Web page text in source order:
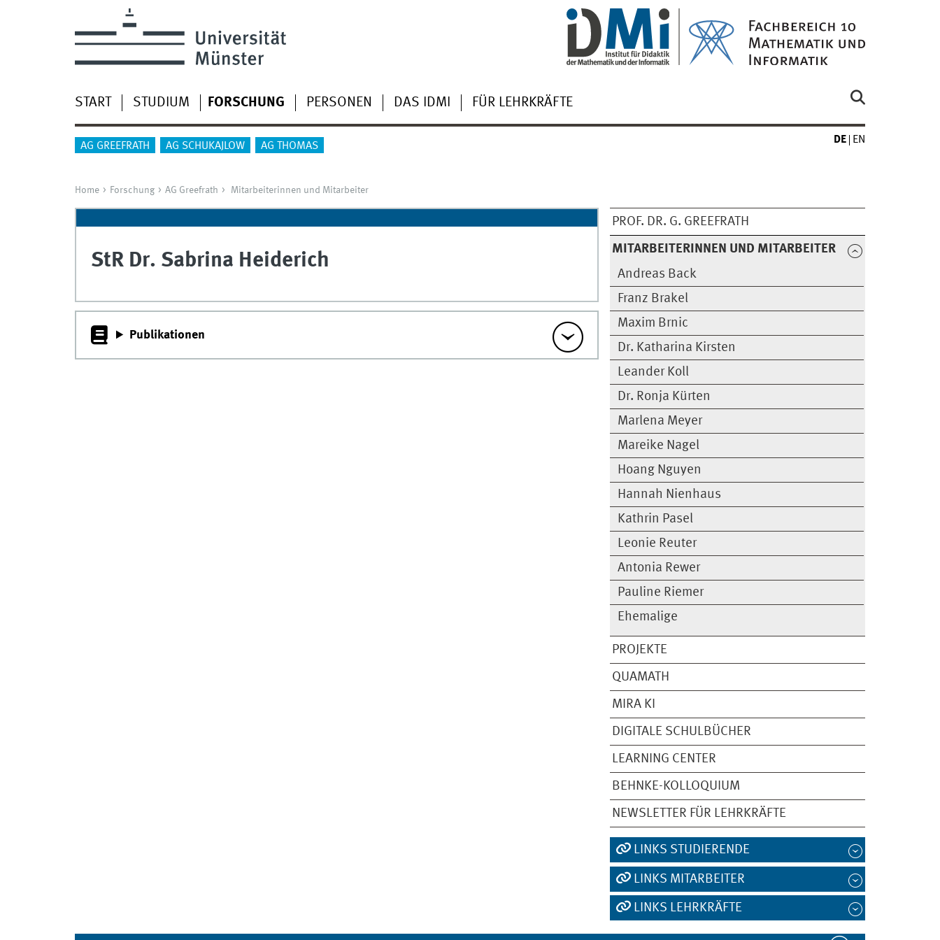
START STUDIUM FORSCHUNG PERSONEN DAS IDMI FÜR LEHRKRÄFTE
AG GREEFRATH AG SCHUKAJLOW AG THOMAS
DE EN
Home Forschung AG Greefrath Mitarbeiterinnen und Mitarbeiter
PROF. DR. G. GREEFRATH
MITARBEITERINNEN UND MITARBEITER
Andreas Back
Franz Brakel
Maxim Brnic
Dr. Katharina Kirsten
Leander Koll
Dr. Ronja Kürten
Marlena Meyer
Mareike Nagel
Hoang Nguyen
Hannah Nienhaus
Kathrin Pasel
Leonie Reuter
Antonia Rewer
Pauline Riemer
Ehemalige
PROJEKTE
QUAMATH
MIRA KI
DIGITALE SCHULBÜCHER
LEARNING CENTER
BEHNKE-KOLLOQUIUM
NEWSLETTER FÜR LEHRKRÄFTE
StR Dr. Sabrina Heiderich
Publikationen
LINKS STUDIERENDE
LINKS MITARBEITER
LINKS LEHRKRÄFTE